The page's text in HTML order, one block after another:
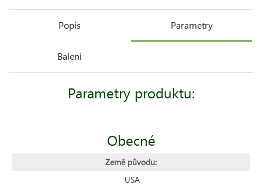
Popis Parametry
Balení
Parametry produktu:
Obecné
Země původu:
USA